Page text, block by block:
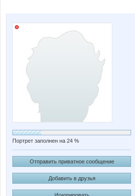
Портрет заполнен на 24 %
Отправить приватное сообщение
Добавить в друзья